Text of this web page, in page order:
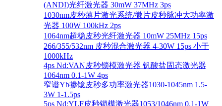
(ANDI)光纤激光器 30mW 37MHz 3ps
1030nm皮秒薄片激光系统/微片皮秒脉冲大功率激
光器 100W 100kHz 2ps
1064nm超稳皮秒光纤激光器 10mW 25MHz 15ps
266/355/532nm 皮秒混合激光器 4-30W 15ps 小于
1000kHz
4ps Nd:VAN皮秒锁模激光器 钒酸盐固态激光器
1064nm 0.1-1W 4ps
窄谱Yb掺镱皮秒多功率激光器1030-1045nm 1.5-
3W 1-1.5ps
5ps Nd:YLF皮秒锁模激光器1053/1046nm 0.1-1W